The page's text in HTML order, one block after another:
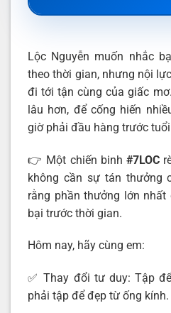
Lộc Nguyễn muốn nhắc
theo thời gian, nhưng nội
đi tới tận cùng của giấc
lâu hơn, để cống hiến
giờ phải đầu hàng trước tuổi
👉 Một chiến binh #7LOC
không cần sự tán thưởng
rằng phần thưởng lớn
bại trước thời gian.
Hôm nay, hãy cùng em:
✅ Thay đổi tư duy: Tập
phải tập để đẹp từ ống kính.